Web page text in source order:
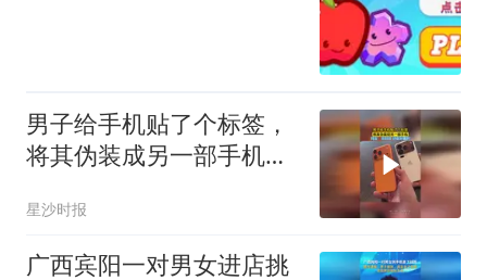
男子给手机贴了个标签，
将其伪装成另一部手机，
星沙时报
广西宾阳一对男女进店挑